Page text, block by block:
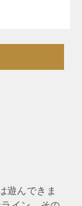
遊んできま